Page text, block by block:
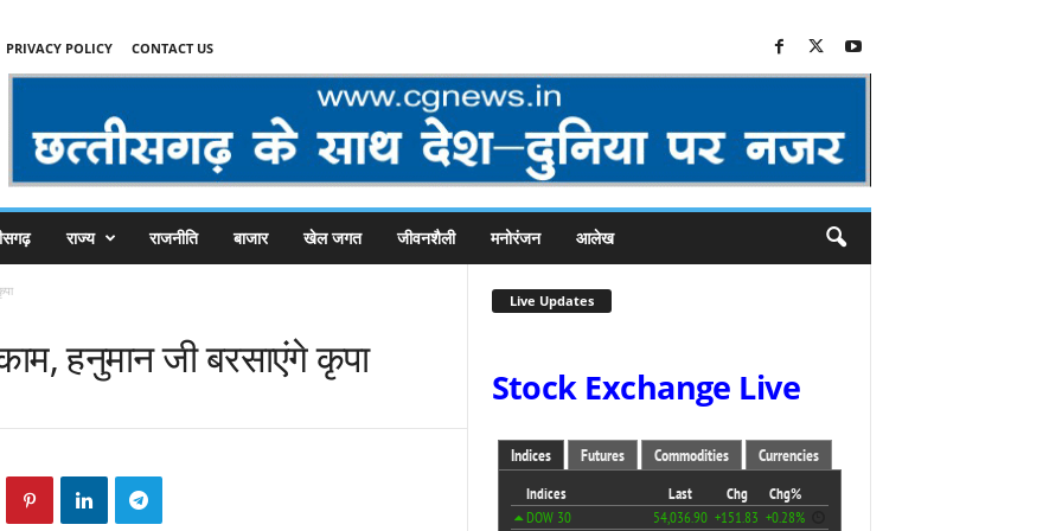
PRIVACY POLICY CONTACT US
राज्य राजनीति बाजार खेल जगत जीवनशैली मनोरंजन आलेख
हनुमान जी बरसाएंगे कृपा
Live Updates
Stock Exchange Live